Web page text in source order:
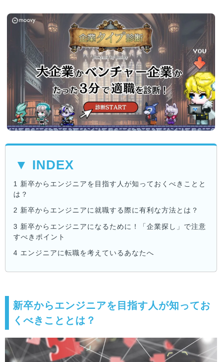
▼ INDEX
1
新卒からエンジニアを目指す人が知っておくべきことと
は？
2 新卒からエンジニアに就職する際に有利な方法とは？
3 新卒からエンジニアになるために！「企業探し」で注意
すべきポイント
4 エンジニアに転職を考えているあなたへ
新卒からエンジニアを目指す人が知ってお
くべきこととは？